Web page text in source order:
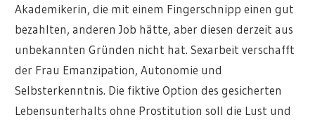
Akademikerin, die mit einem Fingerschnipp einen gut
bezahlten, anderen Job hätte, aber diesen derzeit aus
unbekannten Gründen nicht hat. Sexarbeit verschafft
der Frau Emanzipation, Autonomie und
Selbsterkenntnis. Die fiktive Option des gesicherten
Lebensunterhalts ohne Prostitution soll die Lust und